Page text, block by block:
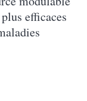
efficaces